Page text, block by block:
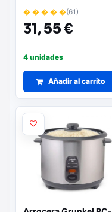
� � � � �(61)
31,55 €
4 unidades
Añadir al carrito